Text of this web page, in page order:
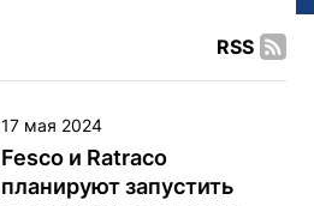
RSS
17 мая 2024
Fesco и Ratraco
планируют запустить